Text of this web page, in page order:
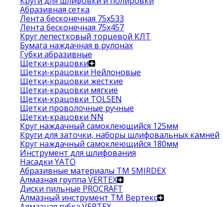
Абразивная сетка
Лента бесконечная 75х533
Лента бесконечная 75х457
Круг лепестковый торцевой КЛТ
Бумага наждачная в рулонах
Губки абразивные
Щетки-крацовки
Щетки-крацовки Нейлоновые
Щетки-крацовки жесткие
Щетки-крацовки мягкие
Щетки-крацовки TOLSEN
Щетки проволочные ручные
Щетки-крацовки NN
Круг наждачный самоклеющийся 125мм
Круги для заточки, наборы шлифовальных камней
Круг наждачный самоклеющийся 180мм
Инструмент для шлифования
Насадки YATO
Абразивные материалы ТМ SMIRDEX
Алмазная группа VERTEX
Диски пильные PROCRAFT
Алмазный инструмент ТМ Вертекс